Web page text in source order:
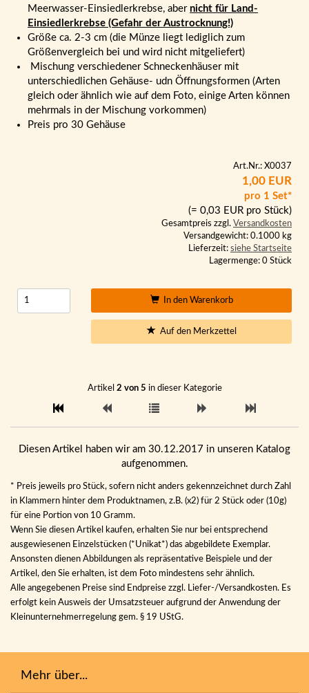
Meerwasser-Einsiedlerkrebse, aber nicht für Land-
Einsiedlerkrebse (Gefahr der Austrocknung!)
Größe ca. 2-3 cm (die Münze liegt lediglich zum
Größenvergleich bei und wird nicht mitgeliefert)
Mischung verschiedener Schneckenhäuser mit
unterschiedlichen Gehäuse- udn Öffnungsformen (Arten
gleich oder ähnlich wie auf dem Foto, einige Arten können
mehrmals in der Mischung vorkommen)
Preis pro 30 Gehäuse
Art.Nr.: X0037
1,00 EUR
pro 1 Set*
(= 0,03 EUR pro Stück)
Gesamtpreis zzgl. Versandkosten
Versandgewicht: 0.1000 kg
Lieferzeit: siehe Startseite
Lagermenge: 0 Stück
In den Warenkorb
Auf den Merkzettel
Artikel 2 von 5 in dieser Kategorie
Diesen Artikel haben wir am 30.12.2017 in unseren Katalog
aufgenommen.
* Preis jeweils pro Stück, sofern nicht anders gekennzeichnet durch Zahl
in Klammern hinter dem Produktnamen, z.B. (x2) für 2 Stück oder (10g)
für eine Portion von 10 Gramm.
Wenn Sie diesen Artikel kaufen, erhalten Sie nur bei entsprechend
ausgewiesenen Einzelstücken (*Unikat*) das abgebildete Exemplar.
Ansonsten dienen Abbildungen als repräsentative Beispiele und der
Artikel, den Sie erhalten, ist dem Foto mindestens sehr ähnlich.
Alle angegebenen Preise sind Endpreise zzgl. Liefer-/Versandkosten. Es
erfolgt kein Ausweis der Umsatzsteuer aufgrund der Anwendung der
Kleinunternehmerregelung gem. § 19 UStG.
Mehr über...